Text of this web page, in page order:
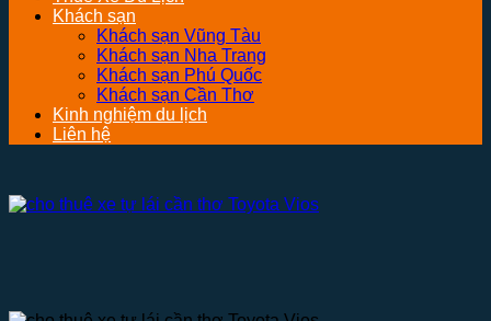
Khách sạn
Khách sạn Vũng Tàu
Khách sạn Nha Trang
Khách sạn Phú Quốc
Khách sạn Cần Thơ
Kinh nghiệm du lịch
Liên hệ